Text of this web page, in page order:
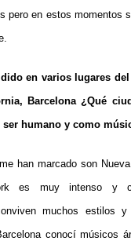
pero en estos momentos
en varios lugares del
Barcelona ¿Qué
humano y como
han marcado son
es muy intenso y
muchos estilos y
conocí músicos